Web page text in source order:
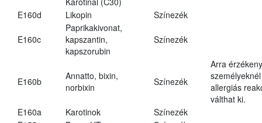
E160d
Likopin Színezék
E160c
Paprikakivonat,
kapszantin,
kapszorubin
Színezék
E160b
Annatto, bixin,
norbixin
Színezék
Arra érzékeny
személyeknél
allergiás
válthat ki.
E160a
Karotinok
Színezék